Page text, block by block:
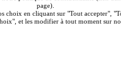
page).
choix en cliquant sur "Tout accepter",
et les modifier à tout moment sur